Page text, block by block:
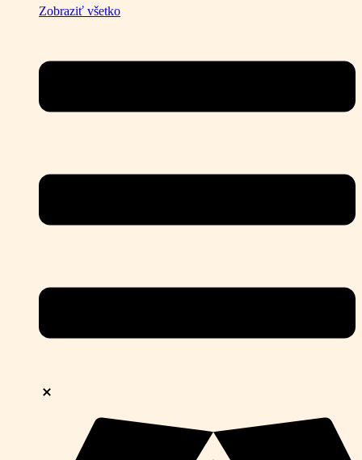
Zobraziť všetko